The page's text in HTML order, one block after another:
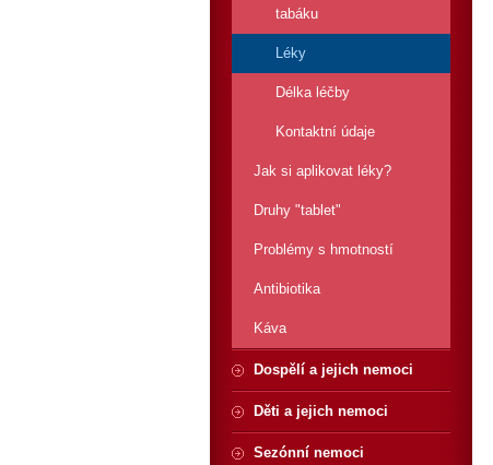
tabáku
Léky
Délka léčby
Kontaktní údaje
Jak si aplikovat léky?
Druhy "tablet"
Problémy s hmotností
Antibiotika
Káva
Dospělí a jejich nemoci
Děti a jejich nemoci
Sezónní nemoci